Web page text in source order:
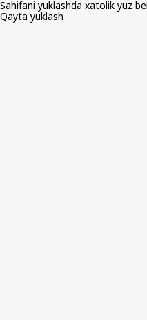
Sahifani yuklashda xatolik yuz
Qayta yuklash